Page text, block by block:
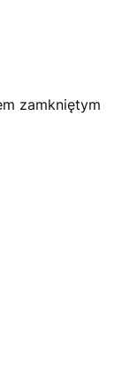
zamkniętym